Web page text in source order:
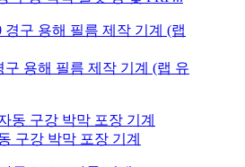
구 용해 필름 제작 기계 (랩 유
구강 박막 포장 기계